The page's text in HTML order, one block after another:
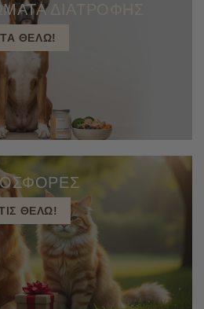
ΔΙΑΤΡΟΦΗΣ
ΤΑ ΘΕΛΩ!
ΘΕΛΩ!